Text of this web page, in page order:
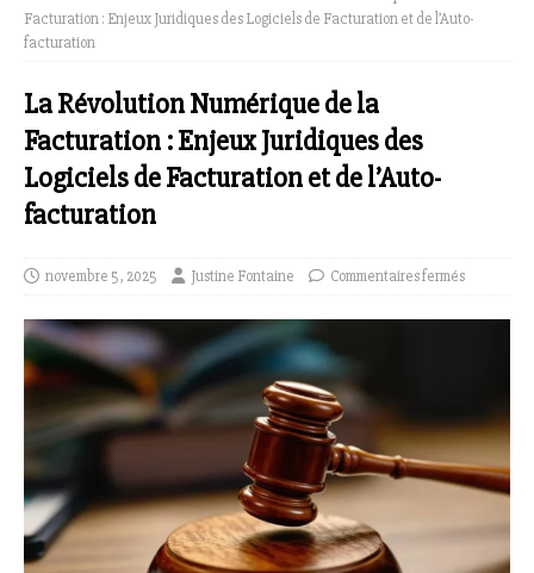
Facturation : Enjeux Juridiques des Logiciels de Facturation et de l’Auto-
facturation
La Révolution Numérique de la
Facturation : Enjeux Juridiques des
Logiciels de Facturation et de l’Auto-
facturation
novembre 5, 2025 Justine Fontaine Commentaires fermés